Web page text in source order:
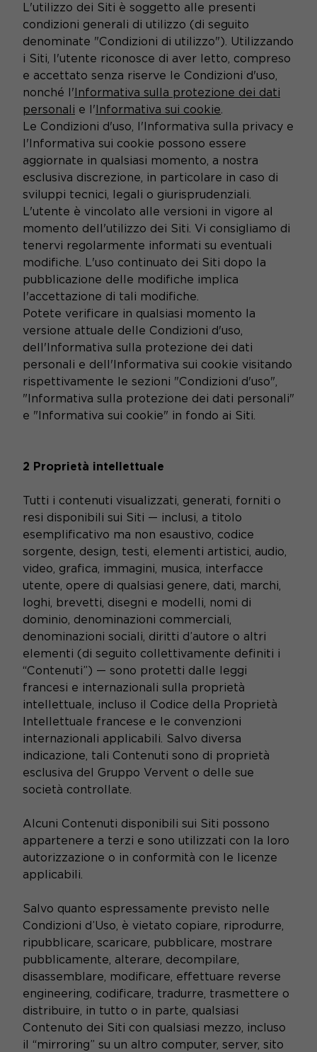
L'utilizzo dei Siti è soggetto alle presenti
condizioni generali di utilizzo (di seguito
denominate "Condizioni di utilizzo"). Utilizzando
i Siti, l'utente riconosce di aver letto, compreso
e accettato senza riserve le Condizioni d'uso,
nonché l'Informativa sulla protezione dei dati
personali e l'Informativa sui cookie.
Le Condizioni d'uso, l'Informativa sulla privacy e
l'Informativa sui cookie possono essere
aggiornate in qualsiasi momento, a nostra
esclusiva discrezione, in particolare in caso di
sviluppi tecnici, legali o giurisprudenziali.
L'utente è vincolato alle versioni in vigore al
momento dell'utilizzo dei Siti. Vi consigliamo di
tenervi regolarmente informati su eventuali
modifiche. L'uso continuato dei Siti dopo la
pubblicazione delle modifiche implica
l'accettazione di tali modifiche.
Potete verificare in qualsiasi momento la
versione attuale delle Condizioni d'uso,
dell'Informativa sulla protezione dei dati
personali e dell'Informativa sui cookie visitando
rispettivamente le sezioni "Condizioni d'uso",
"Informativa sulla protezione dei dati personali"
e "Informativa sui cookie" in fondo ai Siti.
2 Proprietà intellettuale
Tutti i contenuti visualizzati, generati, forniti o
resi disponibili sui Siti — inclusi, a titolo
esemplificativo ma non esaustivo, codice
sorgente, design, testi, elementi artistici, audio,
video, grafica, immagini, musica, interfacce
utente, opere di qualsiasi genere, dati, marchi,
loghi, brevetti, disegni e modelli, nomi di
dominio, denominazioni commerciali,
denominazioni sociali, diritti d’autore o altri
elementi (di seguito collettivamente definiti i
“Contenuti”) — sono protetti dalle leggi
francesi e internazionali sulla proprietà
intellettuale, incluso il Codice della Proprietà
Intellettuale francese e le convenzioni
internazionali applicabili. Salvo diversa
indicazione, tali Contenuti sono di proprietà
esclusiva del Gruppo Vervent o delle sue
società controllate.
Alcuni Contenuti disponibili sui Siti possono
appartenere a terzi e sono utilizzati con la loro
autorizzazione o in conformità con le licenze
applicabili.
Salvo quanto espressamente previsto nelle
Condizioni d’Uso, è vietato copiare, riprodurre,
ripubblicare, scaricare, pubblicare, mostrare
pubblicamente, alterare, decompilare,
disassemblare, modificare, effettuare reverse
engineering, codificare, tradurre, trasmettere o
distribuire, in tutto o in parte, qualsiasi
Contenuto dei Siti con qualsiasi mezzo, incluso
il “mirroring” su un altro computer, server, sito